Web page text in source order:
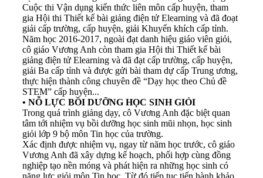
Cuộc thi Vận dụng kiến thức liên môn cấp huyện, tham
gia Hội thi Thiết kế bài giảng điện tử Elearning và đã đoạt
giải cấp trường, cấp huyện, giải Khuyến khích cấp tỉnh.
Năm học 2016-2017, ngoài đạt danh hiệu giáo viên giỏi,
cô giáo Vương Anh còn tham gia Hội thi Thiết kế bài
giảng điện tử Elearning và đã đạt cấp trường, cấp huyện,
giải Ba cấp tỉnh và được gửi bài tham dự cấp Trung ương,
thực hiện thành công chuyên đề “Dạy học theo Chủ đề
STEM” cấp huyện...
• NỖ LỰC BỒI DƯỠNG HỌC SINH GIỎI
Trong quá trình giảng dạy, cô Vương Anh đặc biệt quan
tâm tới nhiệm vụ bồi dưỡng học sinh mũi nhọn, học sinh
giỏi lớp 9 bộ môn Tin học của trường.
Xác định được nhiệm vụ, ngay từ năm học trước, cô giáo
Vương Anh đã xây dựng kế hoạch, phối hợp cùng đồng
nghiệp tạo nền móng và phát hiện ra những học sinh có